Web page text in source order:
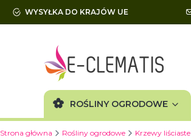
WYSYŁKA DO KRAJÓW UE
ROŚLINY OGRODOWE
Strona główna Rośliny ogrodowe Krzewy liściaste